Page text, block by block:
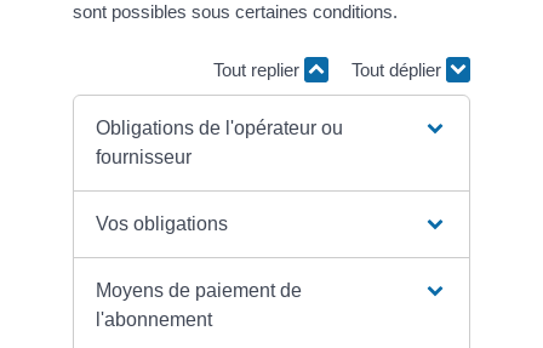
sont possibles sous certaines conditions.
Tout replier Tout déplier
Obligations de l'opérateur ou
fournisseur
Vos obligations
Moyens de paiement de
l'abonnement